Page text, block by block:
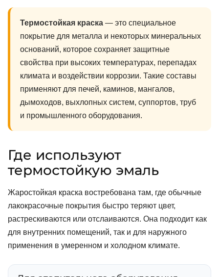
Термостойкая краска — это специальное
покрытие для металла и некоторых минеральных
оснований, которое сохраняет защитные
свойства при высоких температурах, перепадах
климата и воздействии коррозии. Такие составы
применяют для печей, каминов, мангалов,
дымоходов, выхлопных систем, суппортов, труб
и промышленного оборудования.
Где используют
термостойкую эмаль
Жаростойкая краска востребована там, где обычные
лакокрасочные покрытия быстро теряют цвет,
растрескиваются или отслаиваются. Она подходит как
для внутренних помещений, так и для наружного
применения в умеренном и холодном климате.